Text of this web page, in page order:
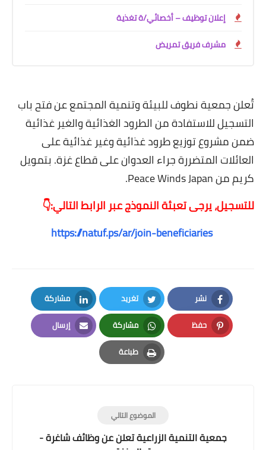
إعلان توظيف – أخصائي/ة تغذية
مشرف فريق تمريض
تُعلن جمعية نطوف للبيئة وتنمية المجتمع عن فتح باب
التسجيل للاستفادة من الطرود الغذائية والغير غذائية
ضمن مشروع توزيع طرود غذائية وغير غذائية على
العائلات المتضررة جراء العدوان على قطاع غزة. بتمويل
كريم من Peace Winds Japan.
للتسجيل، يرجى تعبئة النموذج عبر الرابط التالي:👇
https://natuf.ps/ar/join-beneficiaries
نشر
Facebook
تغريد
Twitter
مشاركة
LinkedIn
حفظ
Pinterest
مشاركة
Whatsapp
إرسال
Email
طباعة
Print
الموضوع التالي
جمعية التنمية الزراعية تعلن عن وظائف شاغرة -